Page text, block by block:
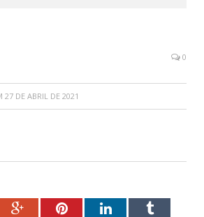
0
27 DE ABRIL DE 2021
Google+PinterestLinkedInTumblr